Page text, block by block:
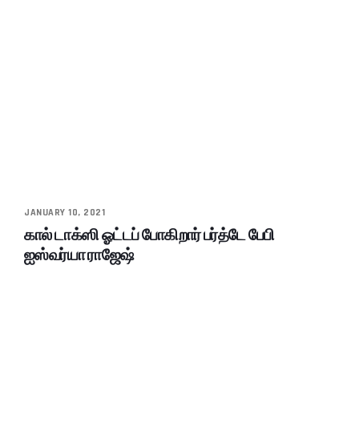
JANUARY 10, 2021
கால் டாக்ஸி ஓட்டப் போகிறார் பர்த்டே பேபி
ஐஸ்வர்யா ராஜேஷ்